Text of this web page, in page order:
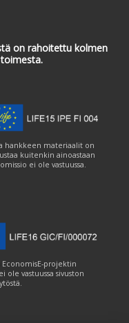
on rahoitettu kolmen
hankkeen materiaalit on
kuitenkin ainoastaan
ei ole vastuussa.
EconomisE-projektin
ole vastuussa sivuston